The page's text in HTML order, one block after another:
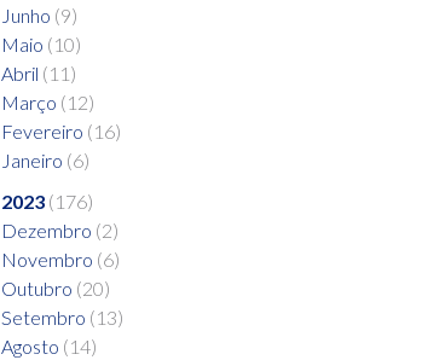
Junho (9)
Maio (10)
Abril (11)
Março (12)
Fevereiro (16)
Janeiro (6)
2023 (176)
Dezembro (2)
Novembro (6)
Outubro (20)
Setembro (13)
Agosto (14)